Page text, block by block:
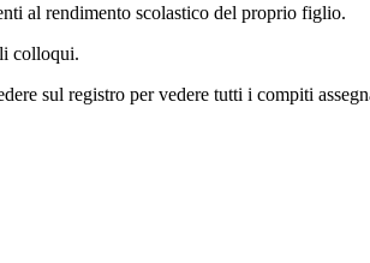
al rendimento scolastico del proprio figlio.
colloqui.
sul registro per vedere tutti i compiti